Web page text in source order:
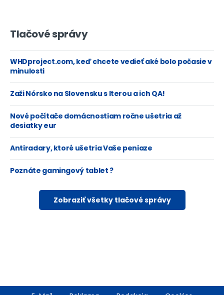
Tlačové správy
WHDproject.com, keď chcete vedieť aké bolo počasie v
minulosti
Zaži Nórsko na Slovensku s Iterou a ich QA!
Nové počítače domácnostiam ročne ušetria až
desiatky eur
Antiradary, ktoré ušetria Vaše peniaze
Poznáte gamingový tablet ?
Zobraziť všetky tlačové správy